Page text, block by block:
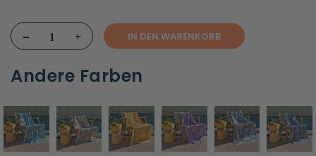
- + IN DEN WARENKORB
Andere Farben